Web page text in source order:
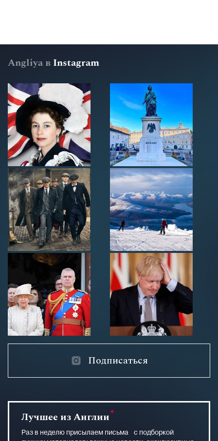
Angliya в Instagram
Подписаться
Лучшее из Англии
Раз в неделю присылаем письма с подборкой